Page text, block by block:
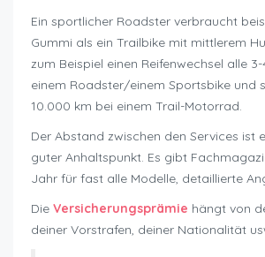
Ein sportlicher Roadster verbraucht
Gummi als ein Trailbike mit mittlerem
zum Beispiel einen Reifenwechsel alle
einem Roadster/einem Sportsbike und
10.000 km bei einem Trail-Motorrad.
Der Abstand zwischen den Services ist
guter Anhaltspunkt. Es gibt
Jahr für fast alle Modelle, detaillierte
Die Versicherungsprämie hängt von
deiner Vorstrafen, deiner Nationalität